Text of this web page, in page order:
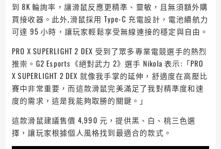
到 8K 輪詢率，讓滑鼠反應更精準、靈敏，且無須額外購
買接收器。此外,滑鼠採用 Type-C 充電設計，電池續航力
可達 95 小時，讓玩家輕鬆享受無線連接的穩定與自由。
PRO X SUPERLIGHT 2 DEX 受到了眾多專業電競選手的熱烈
推崇。G2 Esports《絕對武力 2》選手 Nikola 表示:「PRO
X SUPERLIGHT 2 DEX 就像我手掌的延伸，舒適度在高壓比
賽中非常重要，而這款滑鼠完美滿足了我對精準度和速
度的需求，這是我能夠取勝的關鍵。」
這款滑鼠建議售價 4,990 元，提供黑、白、桃三色選
擇，讓玩家根據個人風格找到最適合的款式。